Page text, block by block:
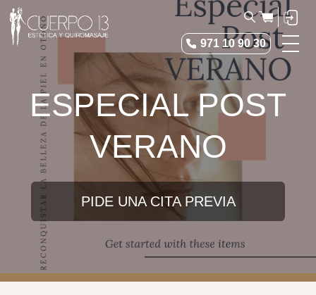
971 10 90 30
Estética
Medicina Estética
Tienda
Cuerpo 13
Blog
Contacto
ESPECIAL POST
VERANO
PIDE UNA CITA PREVIA